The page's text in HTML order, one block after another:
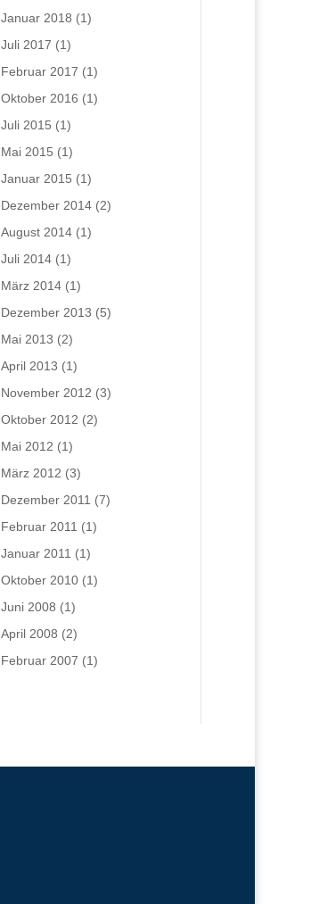
Januar 2018 (1)
Juli 2017 (1)
Februar 2017 (1)
Oktober 2016 (1)
Juli 2015 (1)
Mai 2015 (1)
Januar 2015 (1)
Dezember 2014(2)
August 2014(1)
Juli 2014(1)
März 2014(1)
Dezember 2013 (5)
Mai 2013 (2)
April 2013 (1)
November 2012 (3)
Oktober 2012 (2)
Mai 2012 (1)
März 2012 (3)
Dezember 2011 (7)
Februar 2011 (1)
Januar 2011 (1)
Oktober 2010(1)
Juni 2008 (1)
April 2008 (2)
Februar 2007 (1)